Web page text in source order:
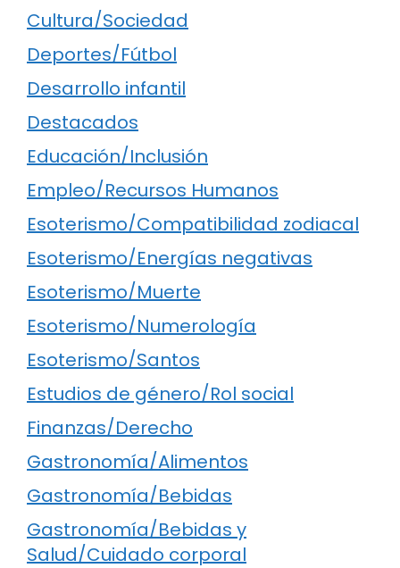
Cultura/Sociedad
Deportes/Fútbol
Desarrollo infantil
Destacados
Educación/Inclusión
Empleo/Recursos Humanos
Esoterismo/Compatibilidad zodiacal
Esoterismo/Energías negativas
Esoterismo/Muerte
Esoterismo/Numerología
Esoterismo/Santos
Estudios de género/Rol social
Finanzas/Derecho
Gastronomía/Alimentos
Gastronomía/Bebidas
Gastronomía/Bebidas y
Salud/Cuidado corporal